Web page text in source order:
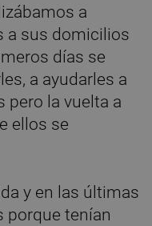
a
a sus domicilios
días se
a ayudarles a
pero la vuelta a
ellos se
y en las últimas
porque tenían